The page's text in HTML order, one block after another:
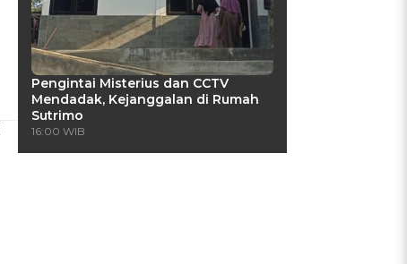
Pengintai Misterius dan CCTV
Mendadak, Kejanggalan di Rumah
Sutrimo
16:00 WIB